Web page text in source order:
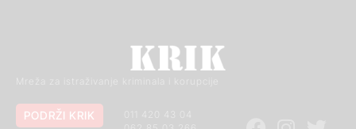
Mreža za istraživanje kriminala i korupcije
011 420 43 04
PODRŽI KRIK